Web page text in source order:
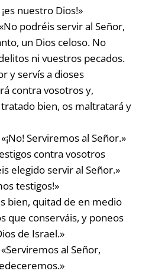
nuestro Dios!»
podréis servir al Señor,
un Dios celoso. No
ni vuestros pecados.
y servís a dioses
contra vosotros y,
bien, os maltratará y
Serviremos al Señor.»
contra vosotros
elegido servir al Señor.»
testigos!»
bien, quitad de en medio
que conserváis, y poneos
de Israel.»
al Señor,